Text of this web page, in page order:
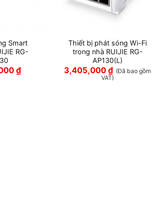
Smart
RG-
₫
Thiết bị phát sóng Wi-Fi
trong nhà RUIJIE RG-
AP130(L)
3,405,000₫ (Đã bao gồm
VAT)